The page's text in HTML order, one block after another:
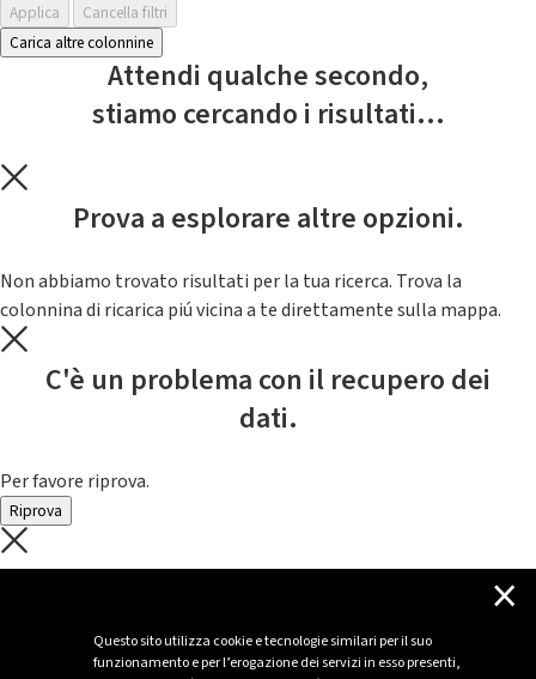
Questo sito utilizza cookie e tecnologie similari per il suo
funzionamento e per l’erogazione dei servizi in esso presenti,
×
Applica
Cancella filtri
Carica altre colonnine
Attendi qualche secondo,
stiamo cercando i risultati...
Prova a esplorare altre opzioni.
Non abbiamo trovato risultati per la tua ricerca. Trova la
colonnina di ricarica piú vicina a te direttamente sulla mappa.
C'è un problema con il recupero dei
dati.
Per favore riprova.
Riprova
C'è un problema con il recupero dei